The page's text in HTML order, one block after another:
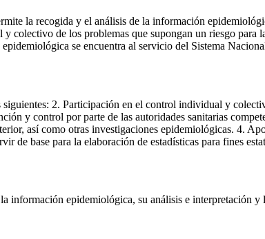
la recogida y el análisis de la información
colectivo de los problemas que supongan un riesgo
se encuentra al servicio del Sistema
2. Participación en el control individual y
y control por parte de las autoridades sanitarias
así como otras investigaciones epidemiológicas. 4.
de base para la elaboración de estadísticas para fines
información epidemiológica, su análisis e interpretación y